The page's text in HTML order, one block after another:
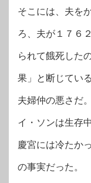
そこには、夫を
ろ、夫が１７６
られて餓死した
果」と断じてい
夫婦仲の悪さだ。
イ・ソンは生存
慶宮には冷たか
の事実だった。